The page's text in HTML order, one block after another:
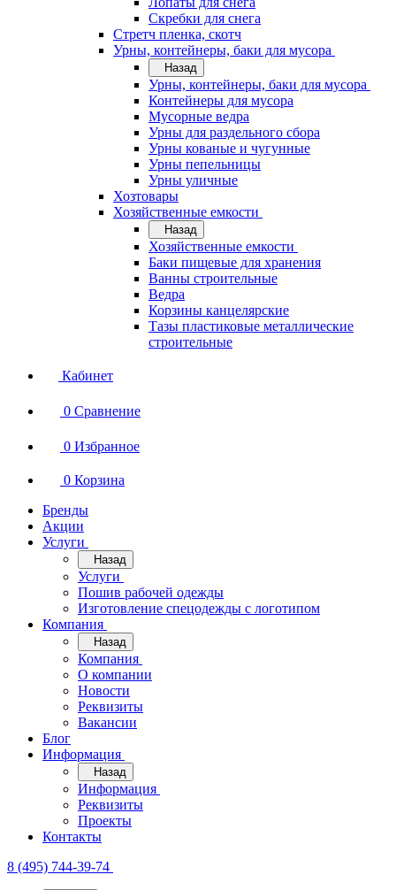
Скребки для снега
Стретч пленка, скотч
Урны, контейнеры, баки для мусора
Назад
Урны, контейнеры, баки для мусора
Контейнеры для мусора
Мусорные ведра
Урны для раздельного сбора
Урны кованые и чугунные
Урны пепельницы
Урны уличные
Хозтовары
Хозяйственные емкости
Назад
Хозяйственные емкости
Баки пищевые для хранения
Ванны строительные
Ведра
Корзины канцелярские
Тазы пластиковые металлические
строительные
Кабинет
0 Сравнение
0 Избранное
0 Корзина
Бренды
Акции
Услуги
Назад
Услуги
Пошив рабочей одежды
Изготовление спецодежды с логотипом
Компания
Назад
Компания
О компании
Новости
Реквизиты
Вакансии
Блог
Информация
Назад
Информация
Реквизиты
Проекты
Контакты
8 (495) 744-39-74